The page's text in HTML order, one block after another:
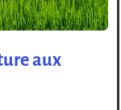
aux